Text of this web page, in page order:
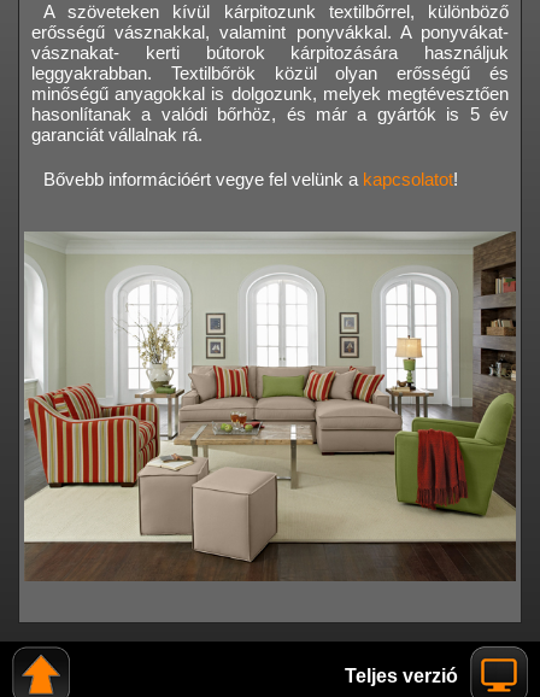
A szöveteken kívül kárpitozunk textilbőrrel, különböző
erősségű vásznakkal, valamint ponyvákkal. A ponyvákat-
vásznakat- kerti bútorok kárpitozására használjuk
leggyakrabban. Textilbőrök közül olyan erősségű és
minőségű anyagokkal is dolgozunk, melyek megtévesztően
hasonlítanak a valódi bőrhöz, és már a gyártók is 5 év
garanciát vállalnak rá.
Bővebb információért vegye fel velünk a kapcsolatot!
Teljes verzió